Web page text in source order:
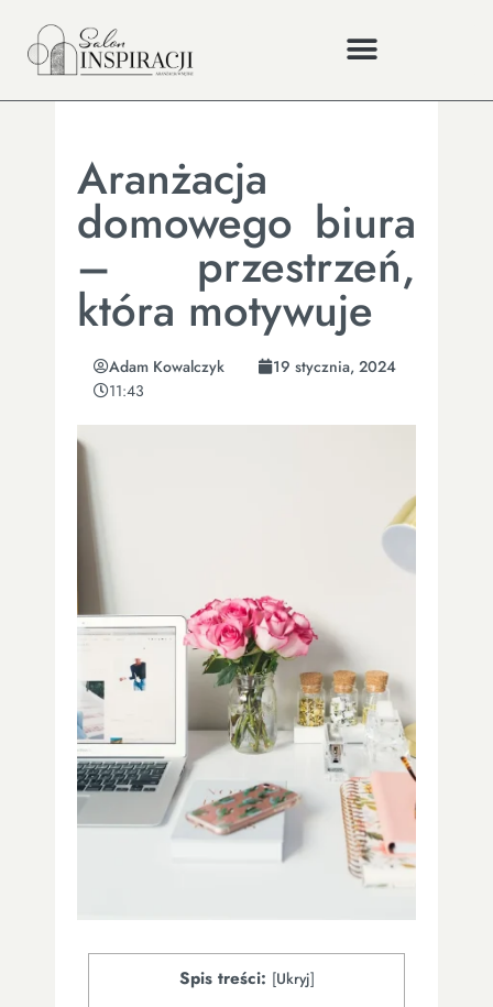
Aranżacja
domowego biura
– przestrzeń,
która motywuje
Adam Kowalczyk
19 stycznia, 2024
11:43
Spis treści: [Ukryj]